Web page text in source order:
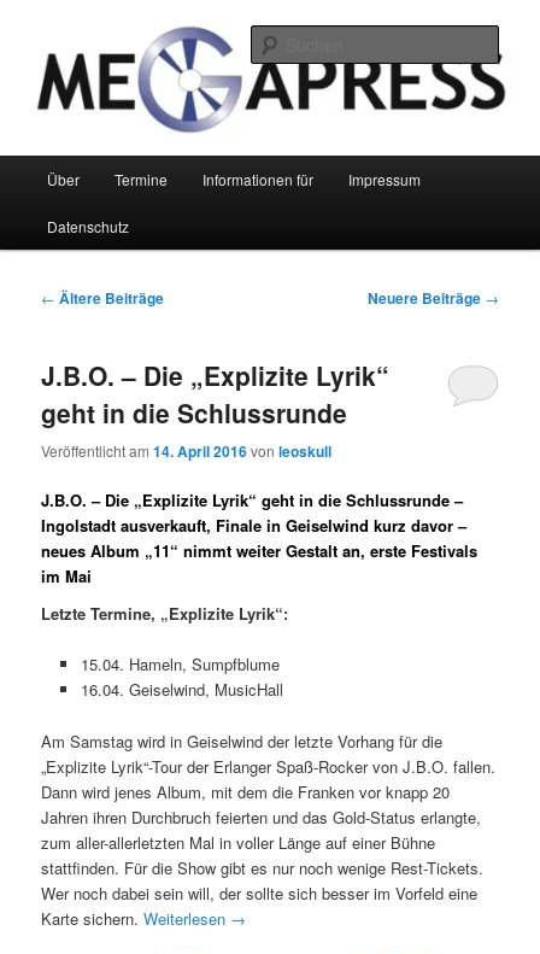
springen
springenMegapress GbR
Hauptmenü
Über Termine Informationen für Impressum
Datenschutz
Beitragsnavigation
← Ältere Beiträge Neuere Beiträge →
J.B.O. – Die „Explizite Lyrik“
geht in die Schlussrunde
Veröffentlicht am14. April 2016vonleoskull
J.B.O. – Die „Explizite Lyrik“ geht in die Schlussrunde –
Ingolstadt ausverkauft, Finale in Geiselwind kurz davor –
neues Album „11“ nimmt weiter Gestalt an, erste Festivals
im Mai
Letzte Termine, „Explizite Lyrik“:
15.04. Hameln, Sumpfblume
16.04. Geiselwind, MusicHall
Am Samstag wird in Geiselwind der letzte Vorhang für die
„Explizite Lyrik“-Tour der Erlanger Spaß-Rocker von J.B.O. fallen.
Dann wird jenes Album, mit dem die Franken vor knapp 20
Jahren ihren Durchbruch feierten und das Gold-Status erlangte,
zum aller-allerletzten Mal in voller Länge auf einer Bühne
stattfinden. Für die Show gibt es nur noch wenige Rest-Tickets.
Wer noch dabei sein will, der sollte sich besser im Vorfeld eine
Karte sichern.Weiterlesen →